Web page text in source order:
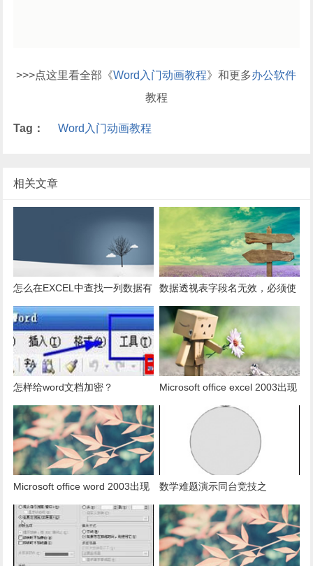
>>>点这里看全部《Word入门动画教程》和更多办公软件
教程
Tag： Word入门动画教程
相关文章
怎么在EXCEL中查找一列数据有
多少是重复的？
数据透视表字段名无效，必须使
用组合为带有标志列列表的数
据。
怎样给word文档加密？
Microsoft office excel 2003出现
发送错误报告怎么办？
Microsoft office word 2003出现
发送错误报告怎么办？
数学难题演示同台竞技之
PowerPoint篇